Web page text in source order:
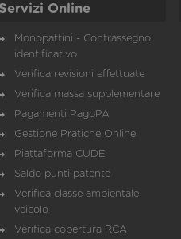
Servizi Online
Monopattini - Contrassegno
identificativo
Verifica revisioni effettuate
Verifica massa supplementare
Pagamenti PagoPA
Gestione Pratiche Online
Piattaforma CUDE
Saldo punti patente
Verifica classe ambientale
veicolo
Verifica copertura RCA